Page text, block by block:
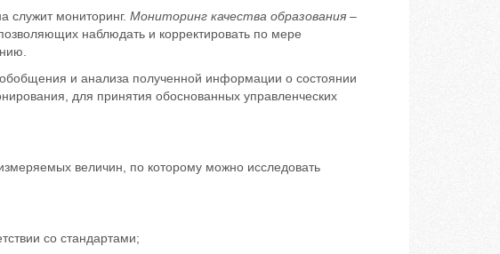
служит мониторинг. Мониторинг качества образования–
наблюдать и корректировать по мере
и анализа полученной информации о состоянии
для принятия обоснованных управленческих
величин, по которому можно исследовать
со стандартами;